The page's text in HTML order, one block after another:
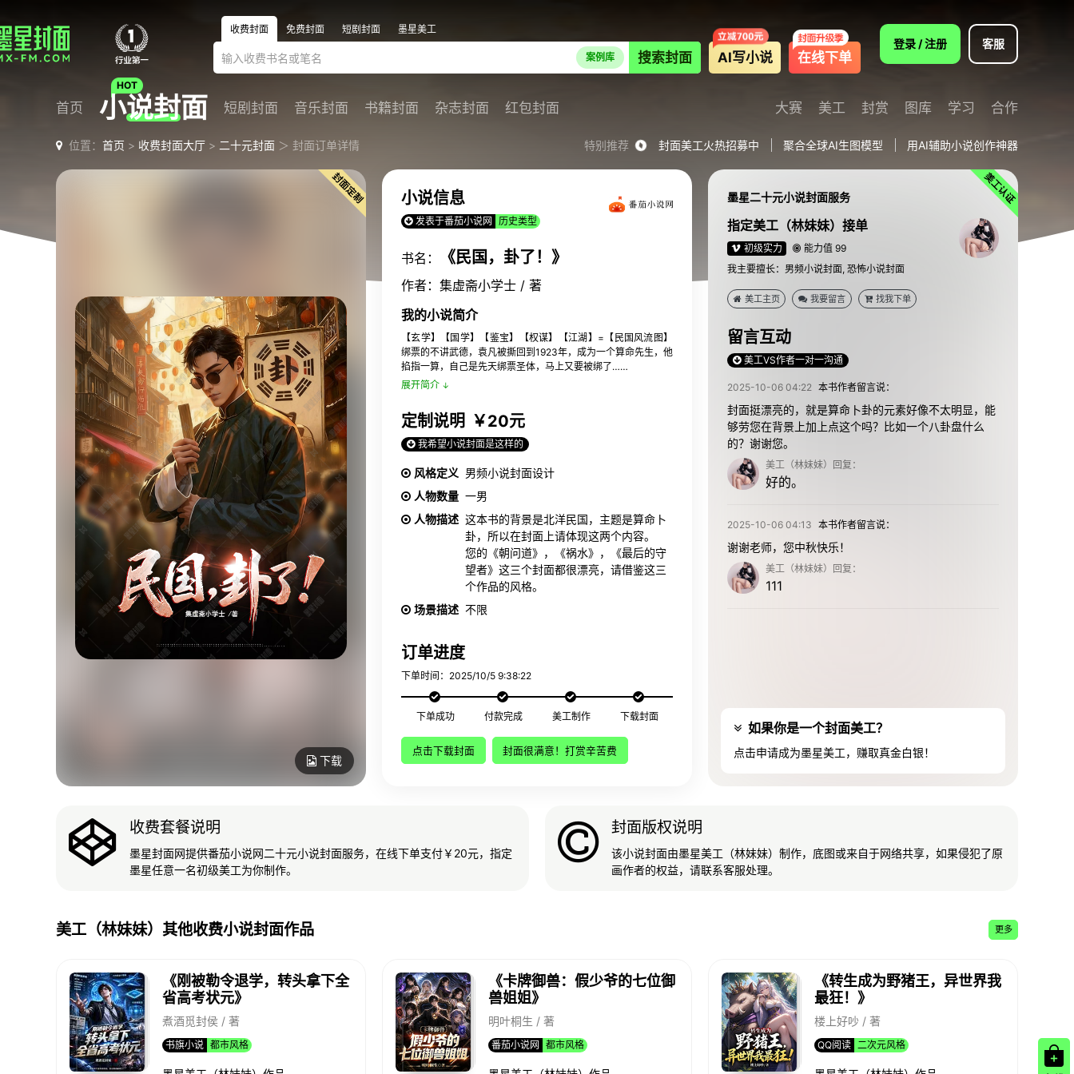
收费封面 免费封面 短剧封面 墨星美工
案例库 搜索封面 AI写小说 在线下单
登录 / 注册 客服
首页 小说封面 短剧封面 音乐封面 书籍封面 杂志封面 红包封面 大赛 美工 封赏 图库 学习 合作
位置： 首页 > 收费封面大厅 > 二十元封面 ＞ 封面订单详情 特别推荐 封面美工火热招募中 聚合全球AI生图模型 用AI辅助小说创作神器
下载
小说信息
发表于番茄小说网 历史类型
书名： 《民国，卦了！》
作者：集虚斋小学士 / 著
我的小说简介
【玄学】【国学】【鉴宝】【权谋】【江湖】=【民国风流图】
绑票的不讲武德，袁凡被撕回到1923年，成为一个算命先生，他
掐指一算，自己是先天绑票圣体，马上又要被绑了……
展开简介
定制说明 ￥20元
我希望小说封面是这样的
风格定义 男频小说封面设计
人物数量 一男
人物描述 这本书的背景是北洋民国，主题是算命卜
卦，所以在封面上请体现这两个内容。
您的《朝问道》，《祸水》，《最后的守
望者》这三个封面都很漂亮，请借鉴这三
个作品的风格。
场景描述 不限
订单进度
下单时间：2025/10/5 9:38:22
下单成功 付款完成 美工制作 下载封面
点击下载封面 封面很满意！打赏辛苦费
墨星二十元小说封面服务
指定美工（林妹妹）接单
初级实力
能力值 99
我主要擅长：男频小说封面, 恐怖小说封面
美工主页 我要留言 找我下单
留言互动
美工VS作者一对一沟通
2025-10-06 04:22 本书作者留言说：
封面挺漂亮的，就是算命卜卦的元素好像不太明显，能
够劳您在背景上加上点这个吗？比如一个八卦盘什么
的？谢谢您。
美工（林妹妹）回复：
好的。
2025-10-06 04:13 本书作者留言说：
谢谢老师，您中秋快乐！
美工（林妹妹）回复：
111
如果你是一个封面美工？
点击申请成为墨星美工，赚取真金白银！
收费套餐说明
墨星封面网提供番茄小说网二十元小说封面服务，在线下单支付￥20元，指定
墨星任意一名初级美工为你制作。
封面版权说明
该小说封面由墨星美工（林妹妹）制作，底图或来自于网络共享，如果侵犯了原
画作者的权益，请联系客服处理。
美工（林妹妹）其他收费小说封面作品 更多
《刚被勒令退学，转头拿下全
省高考状元》
煮酒觅封侯 / 著
书旗小说 都市风格
《卡牌御兽：假少爷的七位御
兽姐姐》
明叶桐生 / 著
番茄小说网 都市风格
《转生成为野猪王，异世界我
最狂！》
楼上好吵 / 著
QQ阅读 二次元风格